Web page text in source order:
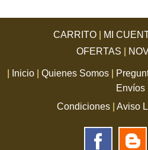
CARRITO MI
OFERTAS
Inicio Quienes Somos
Envíos
Condiciones
Aviso